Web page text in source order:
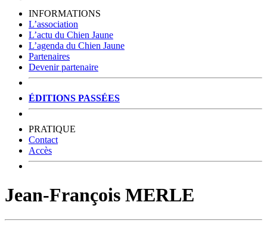
INFORMATIONS
L’association
L’actu du Chien Jaune
L’agenda du Chien Jaune
Partenaires
Devenir partenaire
ÉDITIONS PASSÉES
PRATIQUE
Contact
Accès
Jean-François MERLE